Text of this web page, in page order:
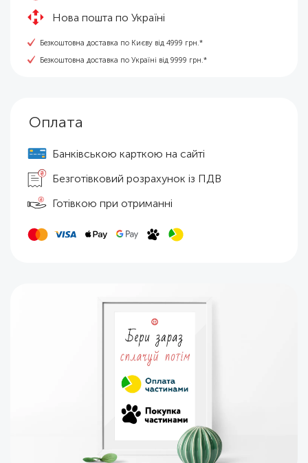
Нова пошта по Україні
Безкоштовна доставка по Києву від 4999 грн.*
Безкоштовна доставка по Україні від 9999 грн.*
Оплата
Банківською карткою на сайті
Безготівковий розрахунок із ПДВ
Готівкою при отриманні